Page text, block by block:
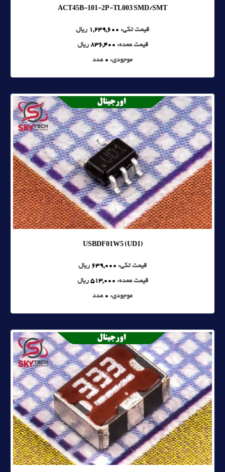
ACT45B-101-2P-TL003 SMD/SMT
قیمت تکی: 1,239,600 ریال
قیمت عمده: 836,400 ریال
موجودی: 0 عدد
USBDF01W5 (UD1)
قیمت تکی: 639,000 ریال
قیمت عمده: 513,000 ریال
موجودی: 0 عدد